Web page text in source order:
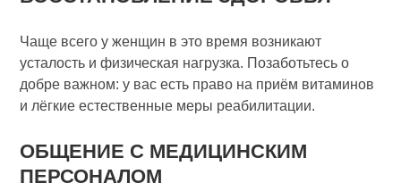
Чаще всего у женщин в это время возникают
усталость и физическая нагрузка. Позаботьтесь о
добре важном: у вас есть право на приём витаминов
и лёгкие естественные меры реабилитации.
ОБЩЕНИЕ С МЕДИЦИНСКИМ
ПЕРСОНАЛОМ